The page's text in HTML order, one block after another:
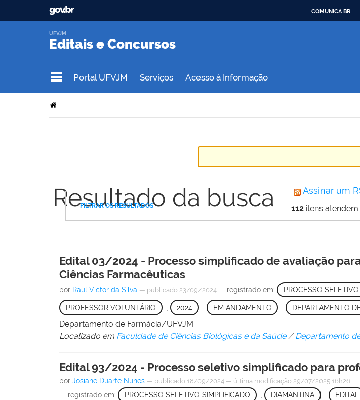
COMUNICA BR
Editais e Concursos
UFVJM
Portal UFVJM Serviços Acesso à Informação
Resultado da busca Assinar um
112itens atendem
FILTRAR OS RESULTADOS
Edital 03/2024 - Processo simplificado de avaliação
Ciências Farmacêuticas
por Raul Victor da Silva — publicado 23/09/2024 — registrado em: PROCESSO
PROFESSOR VOLUNTÁRIO 2024 EM ANDAMENTO , DEPARTAMENTO
Departamento de Farmácia/UFVJM
Localizado em Faculdade de Ciências Biológicas e da Saúde /Departamento
Edital 93/2024 - Processo seletivo simplificado para
porJosiane Duarte Nunes — publicado 18/09/2024 — última modificação 29/07/2025 16h26
— registrado em: PROCESSO SELETIVO SIMPLIFICADO , DIAMANTINA , EDITAL